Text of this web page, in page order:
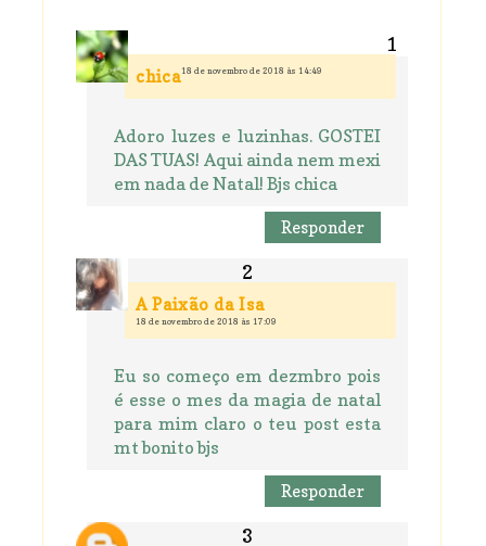
chica18 de novembro de 2018 às 14:49
Adoro luzes e luzinhas. GOSTEI
DAS TUAS! Aqui ainda nem mexi
em nada de Natal! Bjs chica
Responder
A Paixão da Isa
18 de novembro de 2018 às 17:09
Eu so começo em dezmbro pois
é esse o mes da magia de natal
para mim claro o teu post esta
mt bonito bjs
Responder